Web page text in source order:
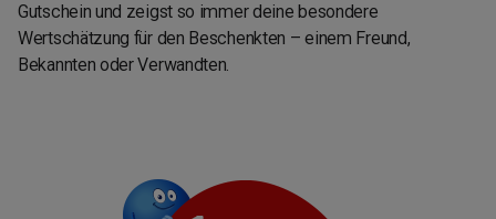
Gutschein und zeigst so immer deine besondere
Wertschätzung für den Beschenkten – einem Freund,
Bekannten oder Verwandten.